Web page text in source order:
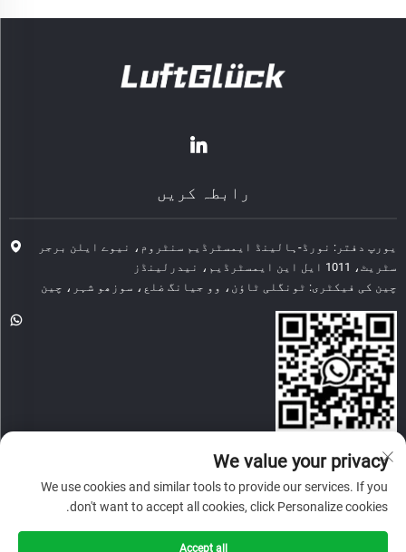
رابطہ کریں
یورپ دفتر: نورڈ-ہالینڈ ایمسٹرڈیم سنٹروم، نیوے ایلن برجر
سٹریٹ، 1011 ایل این ایمسٹرڈیم، نیدرلینڈز
چین کی فیکٹری: ٹونگلی ٹاؤن، وو جیانگ ضلع، سوزھو شہر، چین
We value your privacy
We use cookies and similar tools to provide our services. If you
don't want to accept all cookies, click Personalize cookies.
Accept all